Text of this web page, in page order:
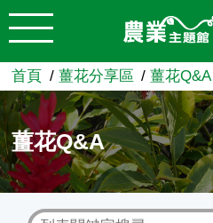
跳到主要內容
農業知識入口網
首頁 薑花分享區 薑花Q&A
薑花Q&A